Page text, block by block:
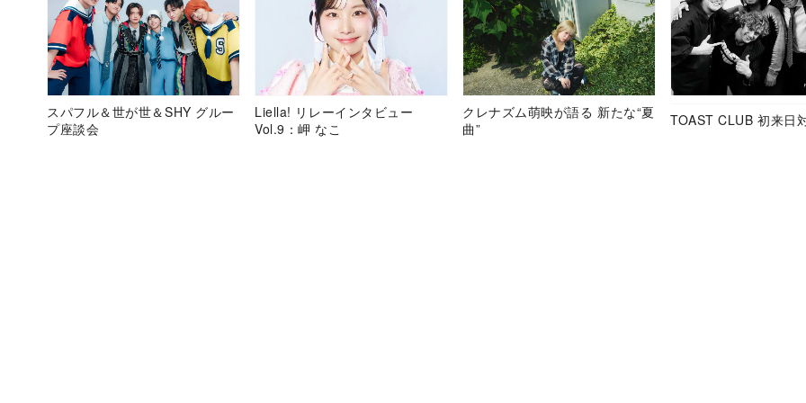
スパフル＆世が世＆SHY グルー
プ座談会
Liella! リレーインタビュー
Vol.9：岬 なこ
クレナズム萌映が語る 新たな“夏
曲”
TOAST CLUB 初来日